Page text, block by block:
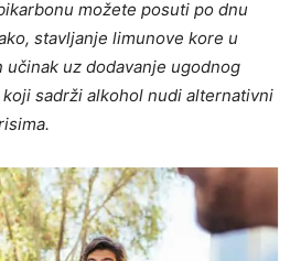
možete posuti po dnu
stavljanje limunove kore u
uz dodavanje ugodnog
sadrži alkohol nudi alternativni